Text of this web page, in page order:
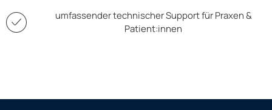
umfassender technischer Support​ für Praxen &
Patient:innen